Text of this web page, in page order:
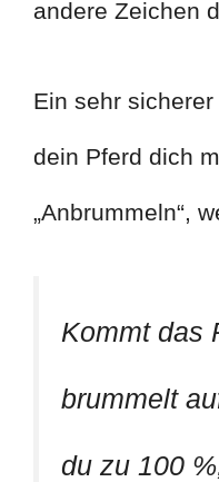
andere Zeichen
Ein sehr
dein Pferd dich
„Anbrummeln“,
Kommt das
brummelt
du zu 100